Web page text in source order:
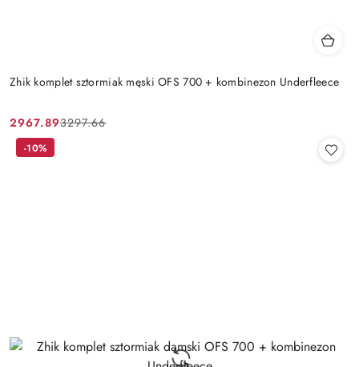
Zhik komplet sztormiak męski OFS 700 + kombinezon Underfleece
Cena
promocyjna:
2967.89
Cena
przed
3297.66
-10%